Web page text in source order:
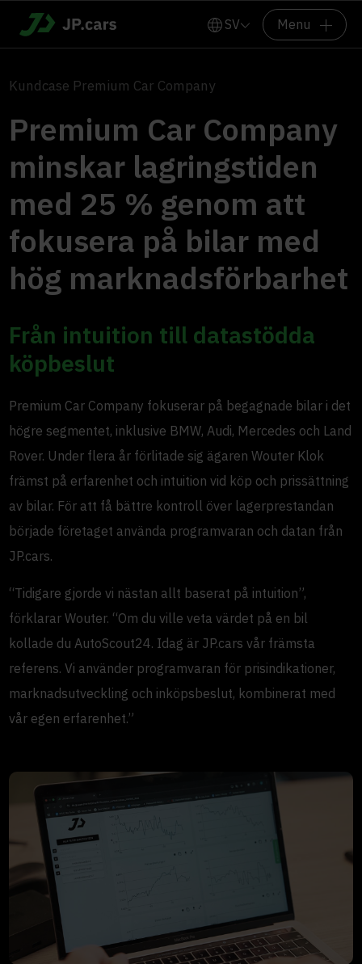
SV Menu
Kundcase Premium Car Company
Premium Car Company
minskar lagringstiden
med 25 % genom att
fokusera på bilar med
hög marknadsförbarhet
Från intuition till datastödda
köpbeslut
Premium Car Company fokuserar på begagnade bilar i det
högre segmentet, inklusive BMW, Audi, Mercedes och Land
Rover. Under flera år förlitade sig ägaren Wouter Klok
främst på erfarenhet och intuition vid köp och prissättning
av bilar. För att få bättre kontroll över lagerprestandan
började företaget använda programvaran och datan från
JP.cars.
“Tidigare gjorde vi nästan allt baserat på intuition”,
förklarar Wouter. “Om du ville veta värdet på en bil
kollade du AutoScout24. Idag är JP.cars vår främsta
referens. Vi använder programvaran för prisindikationer,
marknadsutveckling och inköpsbeslut, kombinerat med
vår egen erfarenhet.”